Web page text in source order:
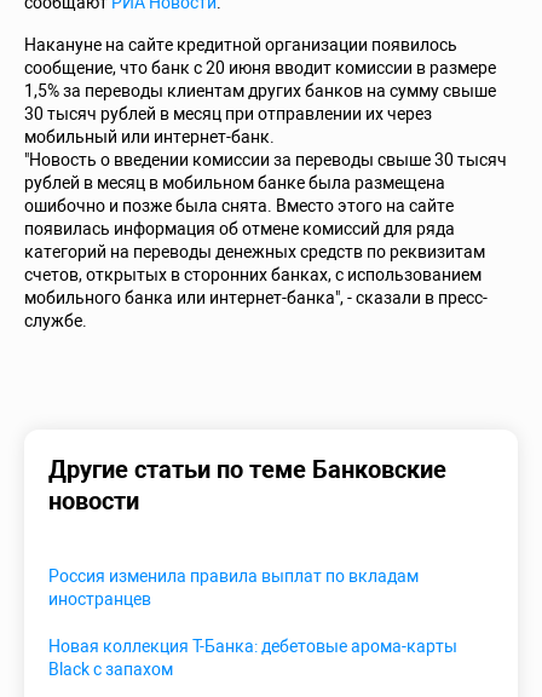
Накануне на сайте кредитной организации появилось
сообщение, что банк с 20 июня вводит комиссии в размере
1,5% за переводы клиентам других банков на сумму свыше
30 тысяч рублей в месяц при отправлении их через
мобильный или интернет-банк.
"Новость о введении комиссии за переводы свыше 30 тысяч
рублей в месяц в мобильном банке была размещена
ошибочно и позже была снята. Вместо этого на сайте
появилась информация об отмене комиссий для ряда
категорий на переводы денежных средств по реквизитам
счетов, открытых в сторонних банках, с использованием
мобильного банка или интернет-банка", - сказали в пресс-
службе.
Другие статьи по теме Банковские
новости
Россия изменила правила выплат по вкладам
иностранцев
Новая коллекция Т-Банка: дебетовые арома-карты
Black с запахом